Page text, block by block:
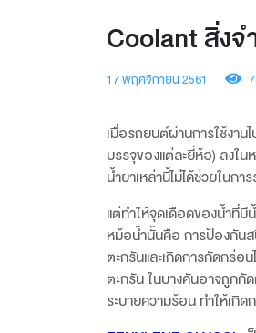
Coolant สิ่งจ
17 พฤศจิกายน 2561
เมื่อรถยนต์ผ่านการใช้งาน
บรรจุของแต่ละยี่ห้อ) ลงใ
น้ำยาเหล่านี้ไม่ได้ช่วยในกา
แต่ทำให้จุดเดือดของน้ำที่
หม้อน้ำนั้นคือ การป้องกันส
ตะกรันและเกิดการกัดกร่
ตะกรัน ในบางคันอาจถูกกั
ระบายความร้อน ทำให้เกิด